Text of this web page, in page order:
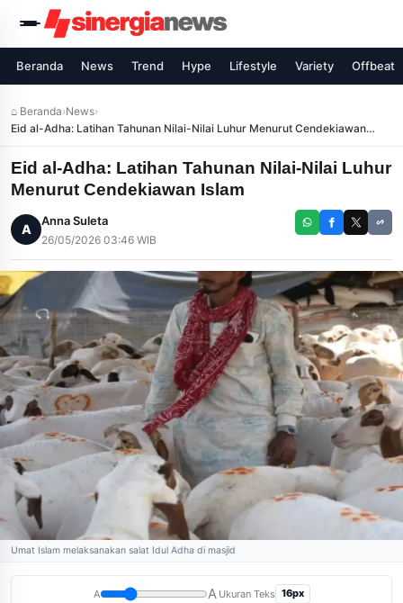
Beranda News Trend Hype Lifestyle Variety Offbeat
⌂ Beranda›News›
Eid al-Adha: Latihan Tahunan Nilai-Nilai Luhur Menurut Cendekiawan
Islam
Eid al-Adha: Latihan Tahunan Nilai-Nilai Luhur
Menurut Cendekiawan Islam
A
Anna Suleta
26/05/2026 03:46 WIB
Umat Islam melaksanakan salat Idul Adha di masjid
A A Ukuran Teks 16px